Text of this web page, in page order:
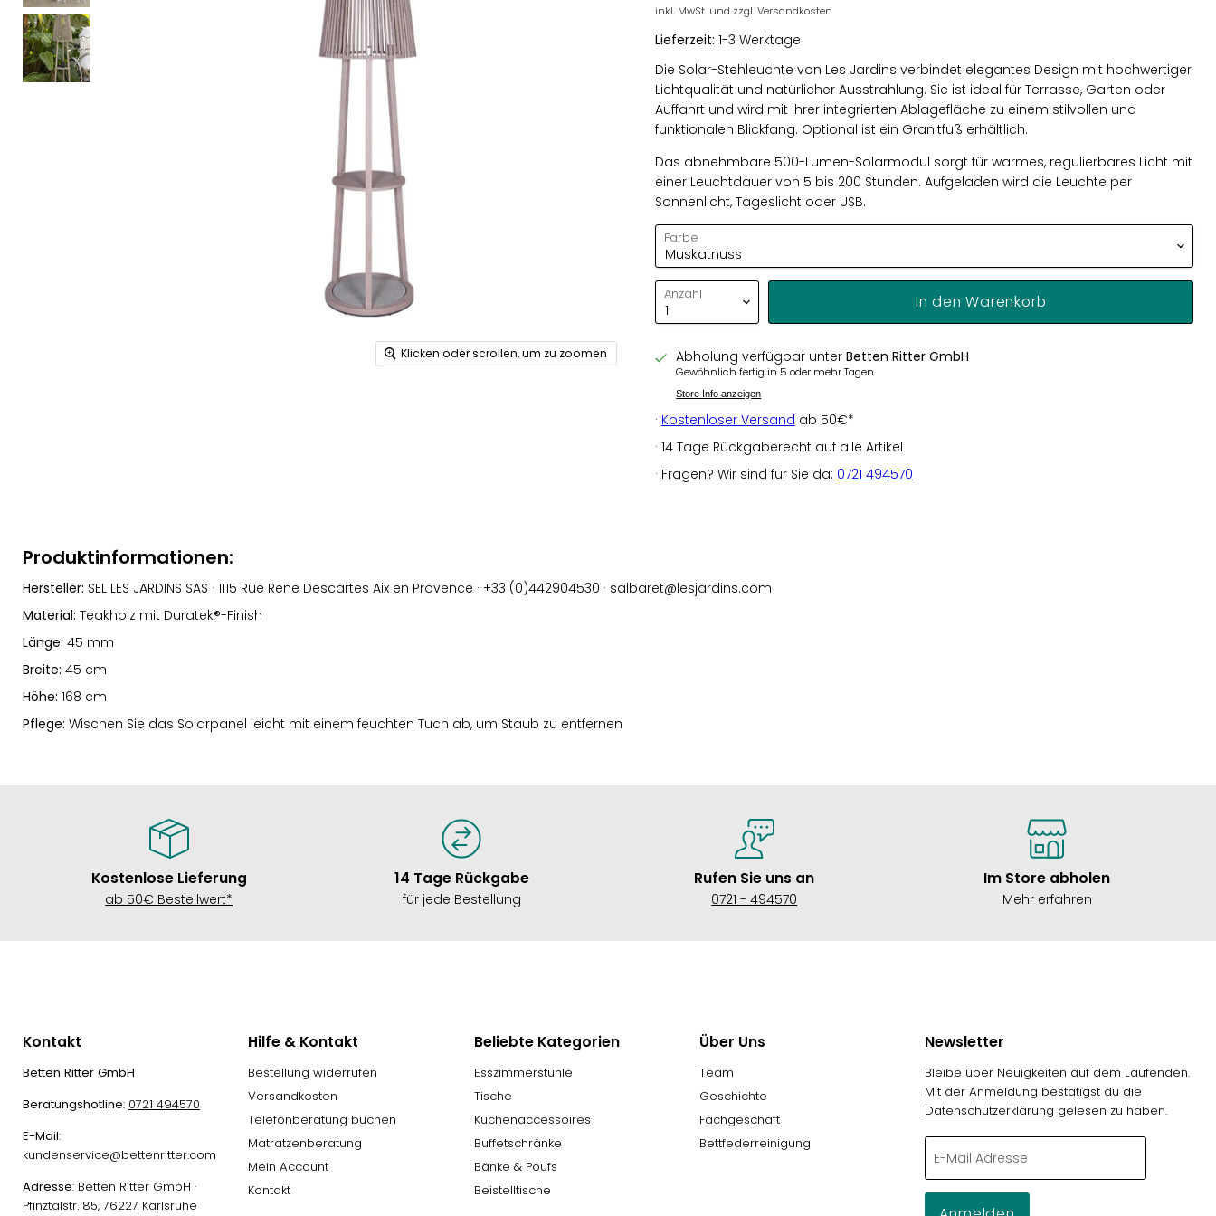
Klicken oder scrollen, um zu zoomen
inkl. MwSt. und zzgl. Versandkosten
Lieferzeit: 1-3 Werktage
Die Solar-Stehleuchte von Les Jardins verbindet elegantes Design mit hochwertiger
Lichtqualität und natürlicher Ausstrahlung. Sie ist ideal für Terrasse, Garten oder
Auffahrt und wird mit ihrer integrierten Ablagefläche zu einem stilvollen und
funktionalen Blickfang. Optional ist ein Granitfuß erhältlich.
Das abnehmbare 500-Lumen-Solarmodul sorgt für warmes, regulierbares Licht mit
einer Leuchtdauer von 5 bis 200 Stunden. Aufgeladen wird die Leuchte per
Sonnenlicht, Tageslicht oder USB.
Farbe
Anzahl In den Warenkorb
Abholung verfügbar unterBetten Ritter GmbH
Gewöhnlich fertig in 5 oder mehr Tagen
Store Info anzeigen
· Kostenloser Versand ab 50€*
· 14 Tage Rückgaberecht auf alle Artikel
· Fragen? Wir sind für Sie da: 0721 494570
Produktinformationen:
Hersteller: SEL LES JARDINS SAS · 1115 Rue Rene Descartes Aix en Provence · +33 (0)442904530 · salbaret@lesjardins.com
Material: Teakholz mit Duratek®-Finish
Länge: 45 mm
Breite: 45 cm
Höhe: 168 cm
Pflege: Wischen Sie das Solarpanel leicht mit einem feuchten Tuch ab, um Staub zu entfernen
Kostenlose Lieferung
ab 50€ Bestellwert*
14 Tage Rückgabe
für jede Bestellung
Rufen Sie uns an
0721 - 494570
Im Store abholen
Mehr erfahren
Kontakt
Betten Ritter GmbH
Beratungshotline: 0721 494570
E-Mail:
kundenservice@bettenritter.com
Adresse: Betten Ritter GmbH ·
Pfinztalstr. 85, 76227 Karlsruhe
Hilfe & Kontakt
Bestellung widerrufen
Versandkosten
Telefonberatung buchen
Matratzenberatung
Mein Account
Kontakt
Beliebte Kategorien
Esszimmerstühle
Tische
Küchenaccessoires
Buffetschränke
Bänke & Poufs
Beistelltische
Über Uns
Team
Geschichte
Fachgeschäft
Bettfederreinigung
Newsletter
Bleibe über Neuigkeiten auf dem Laufenden.
Mit der Anmeldung bestätigst du die
Datenschutzerklärung gelesen zu haben.
E-Mail Adresse